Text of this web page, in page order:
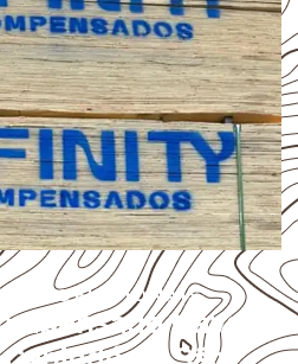
PROFISSIONAIS
Naval